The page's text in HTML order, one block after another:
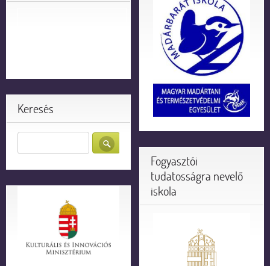
Keresés
Fogyasztói
tudatosságra nevelő
iskola